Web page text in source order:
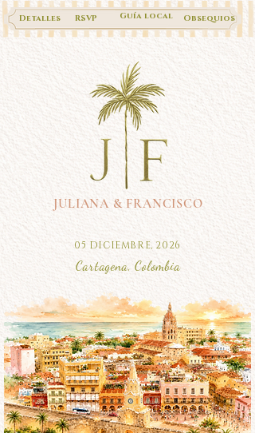
Guía local
Detalles RSVP Obsequios
JULIANA & FRANCISCO
05 DICIEMBRE, 2026
Cartagena, Colombia